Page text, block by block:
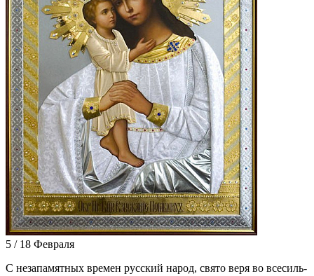
5 / 18 Февраля
С неза­па­мят­ных вре­мен рус­ский на­род, свя­то ве­ря во все­силь­